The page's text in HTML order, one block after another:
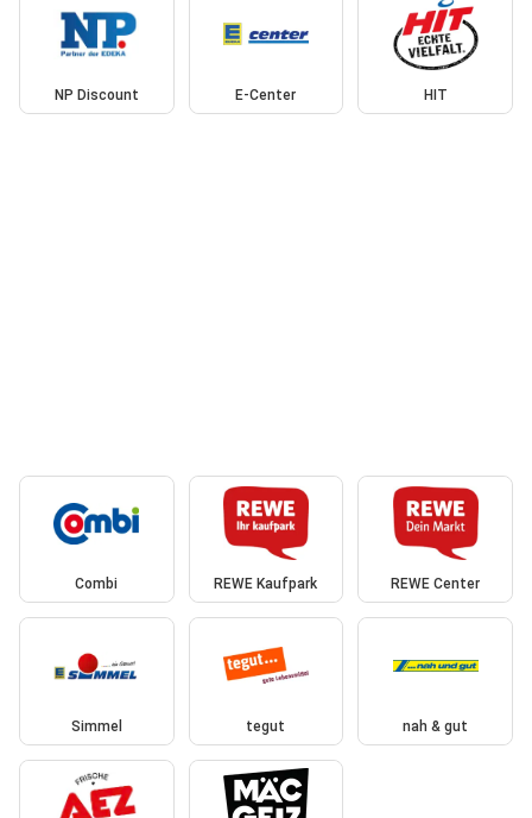
NP Discount E-Center HIT
Combi REWE Kaufpark REWE Center
Simmel tegut nah & gut